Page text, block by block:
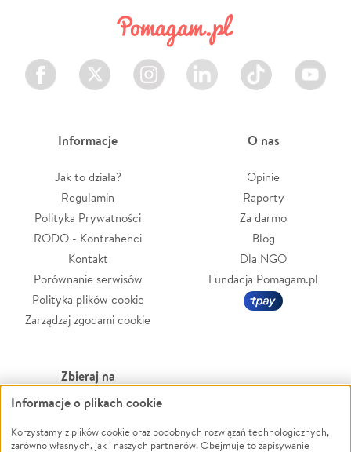
Facebook Twitter Instagram LinkedIn TikTok Youtube
Informacje
Jak to działa?
Regulamin
Polityka Prywatności
RODO - Kontrahenci
Kontakt
Porównanie serwisów
Polityka plików cookie
Zarządzaj zgodami cookie
O nas
Opinie
Raporty
Za darmo
Blog
Dla NGO
Fundacja Pomagam.pl
Zbieraj na
Leczenie
Zwierzęta
Powódź
Informacje o plikach cookie
Korzystamy z plików cookie oraz podobnych rozwiązań technologicznych,
zarówno własnych, jak i naszych partnerów. Obejmuje to zapisywanie i